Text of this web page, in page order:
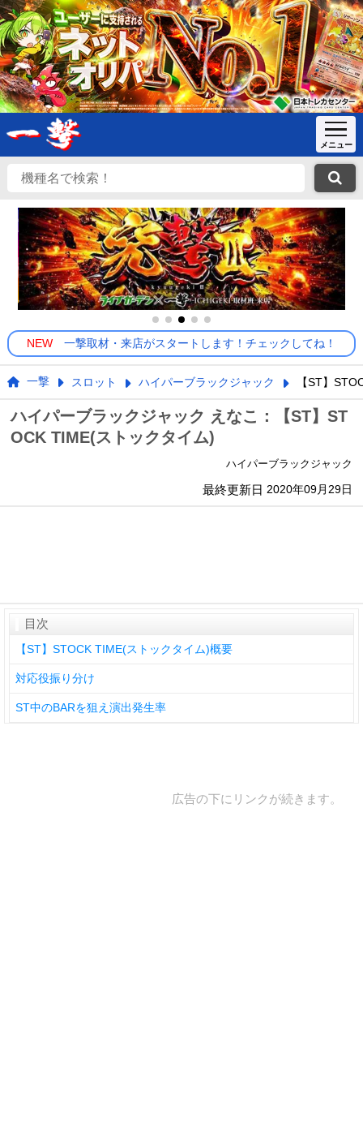
NEW 一撃取材・来店がスタートします！チェックしてね！
一撃 スロット ハイパーブラックジャック 【ST】
ハイパーブラックジャック えなこ：【ST】ST
OCK TIME(ストックタイム)
ハイパーブラックジャック
最終更新日 2020年09月29日
目次
【ST】STOCK TIME(ストックタイム)概要
対応役振り分け
ST中のBARを狙え演出発生率
広告の下にリンクが続きます。